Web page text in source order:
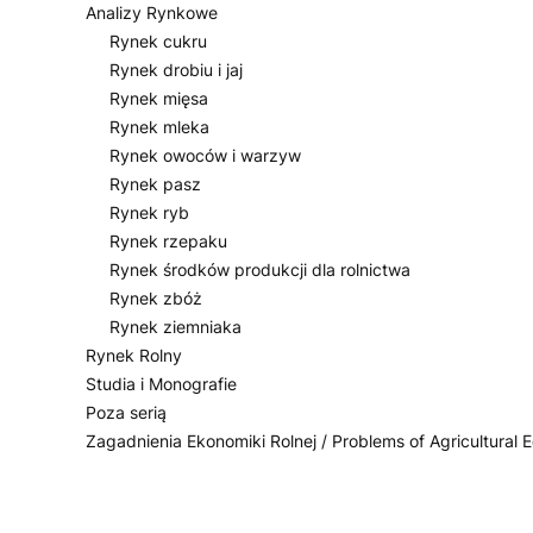
Analizy Rynkowe
Rynek cukru
Rynek drobiu i jaj
Rynek mięsa
Rynek mleka
Rynek owoców i warzyw
Rynek pasz
Rynek ryb
Rynek rzepaku
Rynek środków produkcji dla rolnictwa
Rynek zbóż
Rynek ziemniaka
Rynek Rolny
Studia i Monografie
Poza serią
Zagadnienia Ekonomiki Rolnej / Problems of Agricultural